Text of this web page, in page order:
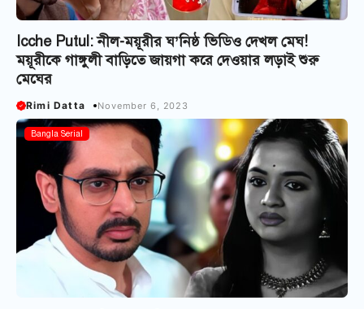
Icche Putul: নীল-ময়ূরীর ঘ’নিষ্ঠ ভিডিও দেখল মেঘ!
ময়ূরীকে গাঙ্গুলী বাড়িতে জায়গা করে দেওয়ার লড়াই শুরু
মেঘের
Rimi Datta November 6, 2023
Bangla Serial